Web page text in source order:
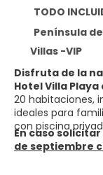
TODO
Península
Villas -VIP
Disfruta de la
Hotel Villa Playa
20 habitaciones,
ideales para
con piscina
En caso solicitar
de septiembre